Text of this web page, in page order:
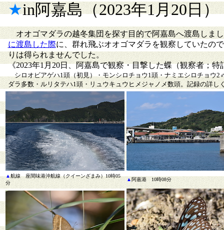
★in阿嘉島（2023年1月20日）
オオゴマダラの越冬集団を探す目的で阿嘉島へ渡島しま
に渡島した際に、群れ飛ぶオオゴマダラを観察していたの
りは得られませんでした。
《2023年1月20日、阿嘉島で観察・目撃した蝶（観察者；
シロオビアゲハ1頭（初見）・モンシロチョウ1頭・ナミエシロチョウ
ダラ多数・ルリタテハ1頭・リュウキュウヒメジャノメ数頭。 記録の詳し
▲航線 座間味港沖航線（クイーンざまみ）10時05
分
▲阿嘉港 10時08分